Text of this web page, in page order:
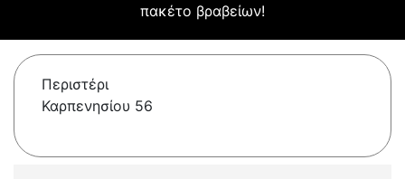
πακέτο βραβείων!
Περιστέρι
Καρπενησίου 56